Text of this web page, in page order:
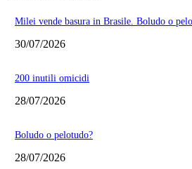
Milei vende basura in Brasile. Boludo o
30/07/2026
200 inutili omicidi
28/07/2026
Boludo o pelotudo?
28/07/2026